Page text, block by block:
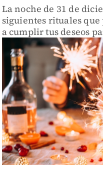
La noche de 31 de
siguientes rituales
a cumplir tus deseos